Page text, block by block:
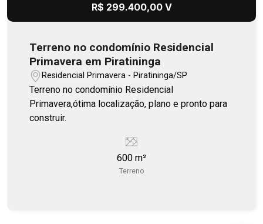
R$ 299.400,00 V
Terreno no condomínio Residencial
Primavera em Piratininga
Residencial Primavera - Piratininga/SP
Terreno no condomínio Residencial
Primavera,ótima localização, plano e pronto para
construir.
600 m²
Terreno